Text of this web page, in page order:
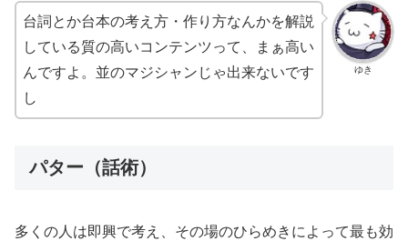
ゆき
台詞とか台本の考え方・作り方なんかを解説
している質の高いコンテンツって、まぁ高い
んですよ。並のマジシャンじゃ出来ないです
し
パター（話術）
多くの人は即興で考え、その場のひらめきによって最も効